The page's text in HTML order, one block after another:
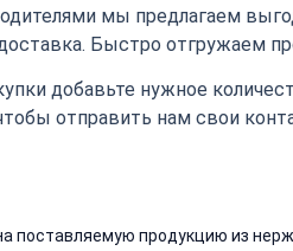
мы предлагаем
Быстро отгружаем
добавьте нужное
чтобы отправить нам свои
поставляемую продукцию из